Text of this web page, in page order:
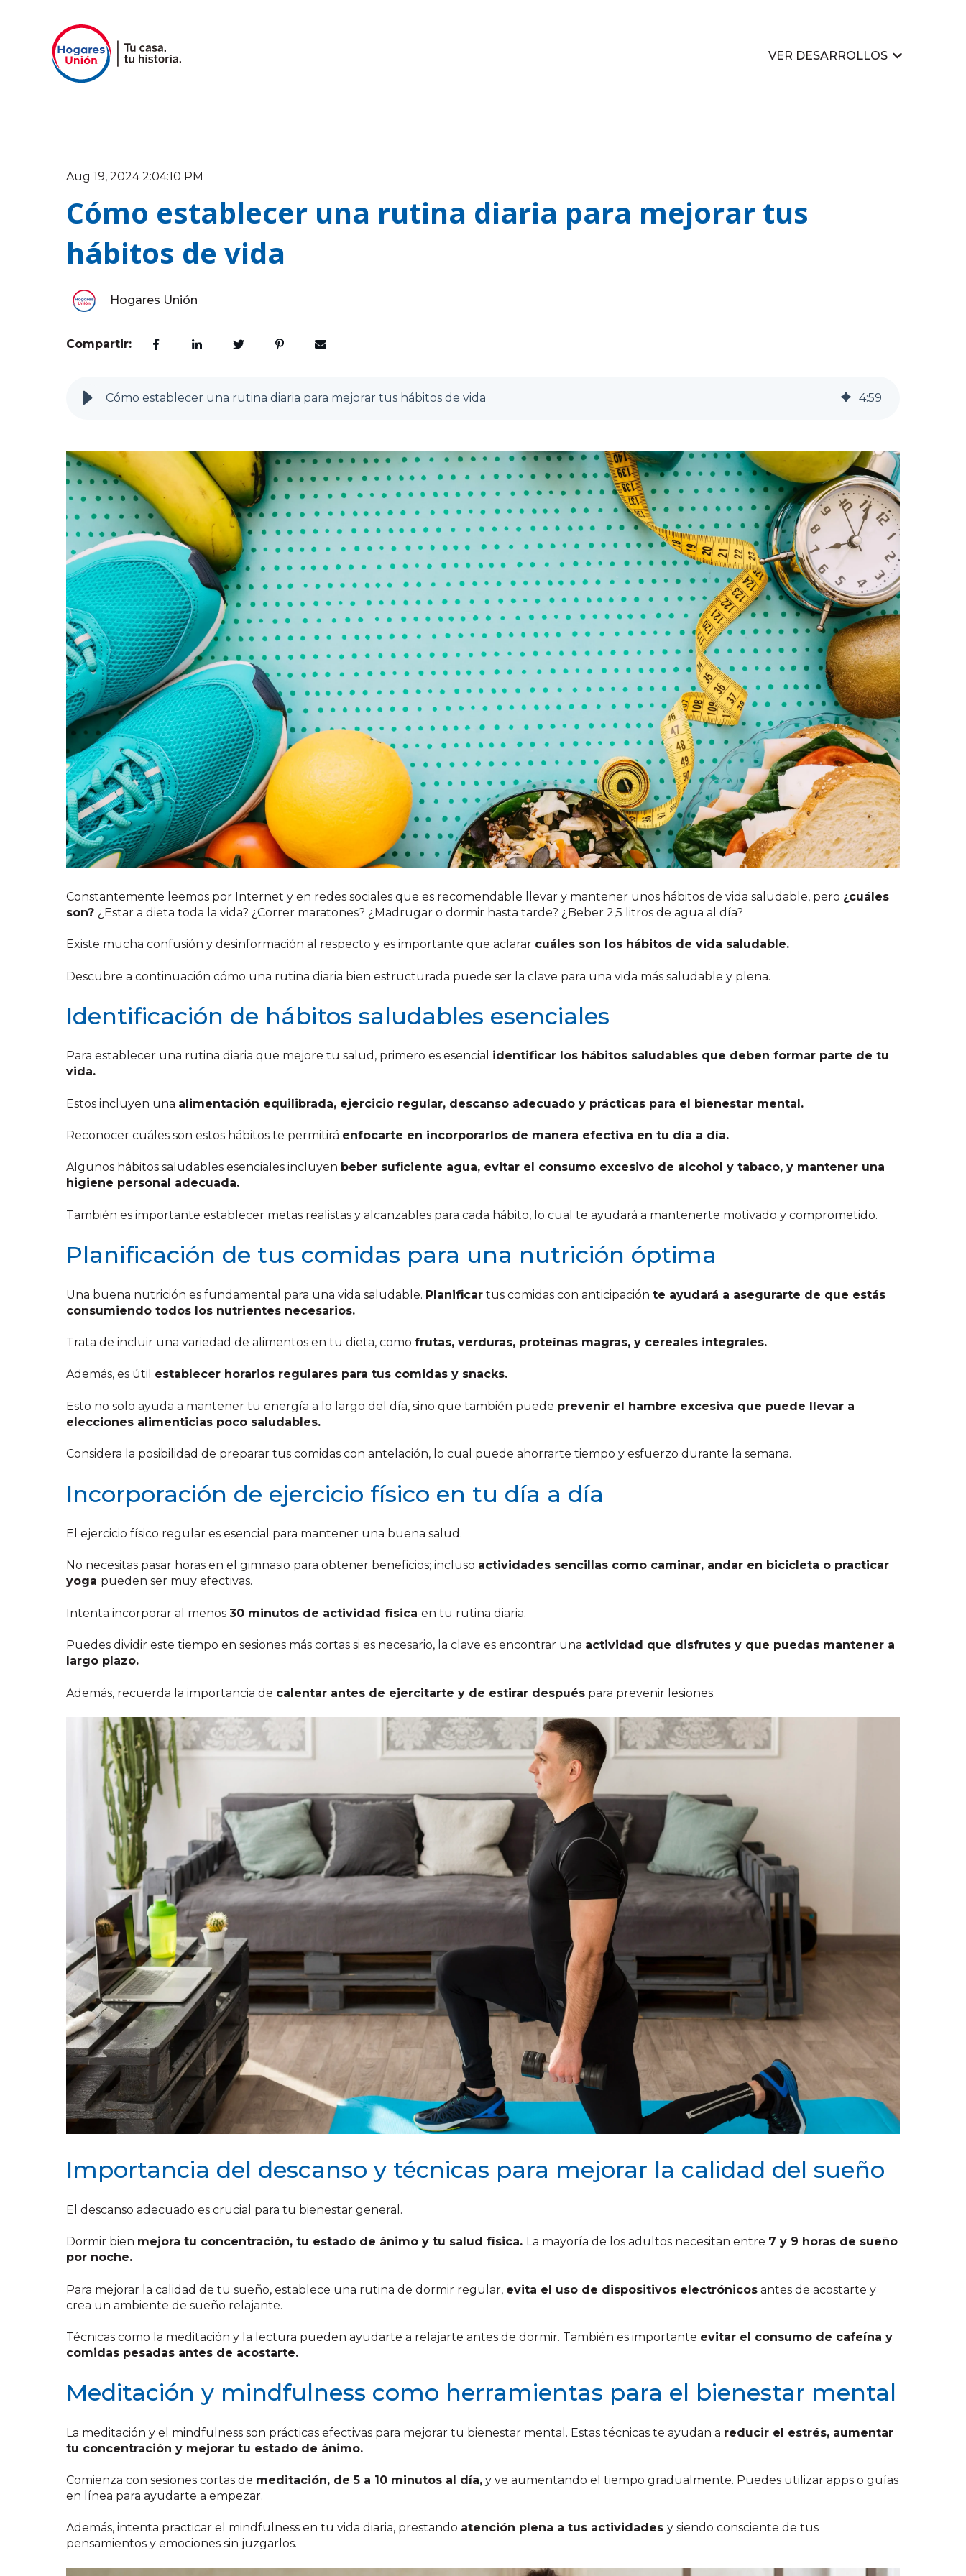
VER DESARROLLOS
Mostrar
Aug 19, 2024 2:04:10 PM
Cómo establecer una rutina diaria para mejorar tus
hábitos de vida
Hogares Unión
Compartir:
Cómo establecer una rutina diaria para mejorar tus hábitos de vida 4:59
Constantemente leemos por Internet y en redes sociales que es recomendable llevar y mantener unos hábitos de vida saludable, pero ¿cuáles
son? ¿Estar a dieta toda la vida? ¿Correr maratones? ¿Madrugar o dormir hasta tarde? ¿Beber 2,5 litros de agua al día?
Existe mucha confusión y desinformación al respecto y es importante que aclarar cuáles son los hábitos de vida saludable.
Descubre a continuación cómo una rutina diaria bien estructurada puede ser la clave para una vida más saludable y plena.
Identificación de hábitos saludables esenciales
Para establecer una rutina diaria que mejore tu salud, primero es esencial identificar los hábitos saludables que deben formar parte de tu
vida.
Estos incluyen una alimentación equilibrada, ejercicio regular, descanso adecuado y prácticas para el bienestar mental.
Reconocer cuáles son estos hábitos te permitirá enfocarte en incorporarlos de manera efectiva en tu día a día.
Algunos hábitos saludables esenciales incluyen beber suficiente agua, evitar el consumo excesivo de alcohol y tabaco, y mantener una
higiene personal adecuada.
También es importante establecer metas realistas y alcanzables para cada hábito, lo cual te ayudará a mantenerte motivado y comprometido.
Planificación de tus comidas para una nutrición óptima
Una buena nutrición es fundamental para una vida saludable. Planificar tus comidas con anticipación te ayudará a asegurarte de que estás
consumiendo todos los nutrientes necesarios.
Trata de incluir una variedad de alimentos en tu dieta, como frutas, verduras, proteínas magras, y cereales integrales.
Además, es útil establecer horarios regulares para tus comidas y snacks.
Esto no solo ayuda a mantener tu energía a lo largo del día, sino que también puede prevenir el hambre excesiva que puede llevar a
elecciones alimenticias poco saludables.
Considera la posibilidad de preparar tus comidas con antelación, lo cual puede ahorrarte tiempo y esfuerzo durante la semana.
Incorporación de ejercicio físico en tu día a día
El ejercicio físico regular es esencial para mantener una buena salud.
No necesitas pasar horas en el gimnasio para obtener beneficios; incluso actividades sencillas como caminar, andar en bicicleta o practicar
yoga pueden ser muy efectivas.
Intenta incorporar al menos 30 minutos de actividad física en tu rutina diaria.
Puedes dividir este tiempo en sesiones más cortas si es necesario, la clave es encontrar una actividad que disfrutes y que puedas mantener a
largo plazo.
Además, recuerda la importancia de calentar antes de ejercitarte y de estirar después para prevenir lesiones.
Importancia del descanso y técnicas para mejorar la calidad del sueño
El descanso adecuado es crucial para tu bienestar general.
Dormir bien mejora tu concentración, tu estado de ánimo y tu salud física. La mayoría de los adultos necesitan entre 7 y 9 horas de sueño
por noche.
Para mejorar la calidad de tu sueño, establece una rutina de dormir regular, evita el uso de dispositivos electrónicos antes de acostarte y
crea un ambiente de sueño relajante.
Técnicas como la meditación y la lectura pueden ayudarte a relajarte antes de dormir. También es importante evitar el consumo de cafeína y
comidas pesadas antes de acostarte.
Meditación y mindfulness como herramientas para el bienestar mental
La meditación y el mindfulness son prácticas efectivas para mejorar tu bienestar mental. Estas técnicas te ayudan a reducir el estrés, aumentar
tu concentración y mejorar tu estado de ánimo.
Comienza con sesiones cortas de meditación, de 5 a 10 minutos al día, y ve aumentando el tiempo gradualmente. Puedes utilizar apps o guías
en línea para ayudarte a empezar.
Además, intenta practicar el mindfulness en tu vida diaria, prestando atención plena a tus actividades y siendo consciente de tus
pensamientos y emociones sin juzgarlos.